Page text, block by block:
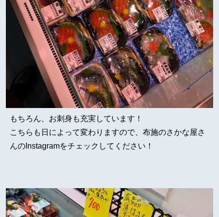
もちろん、お刺身も充実しています！
こちらも日によって変わりますので、布施のさかな屋さ
んのInstagramをチェックしてください！